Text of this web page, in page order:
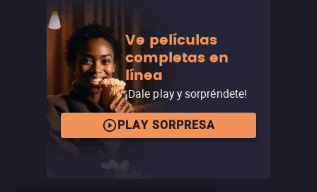
Ve películas
completas en
línea
¡Dale play y sorpréndete!
PLAY SORPRESA